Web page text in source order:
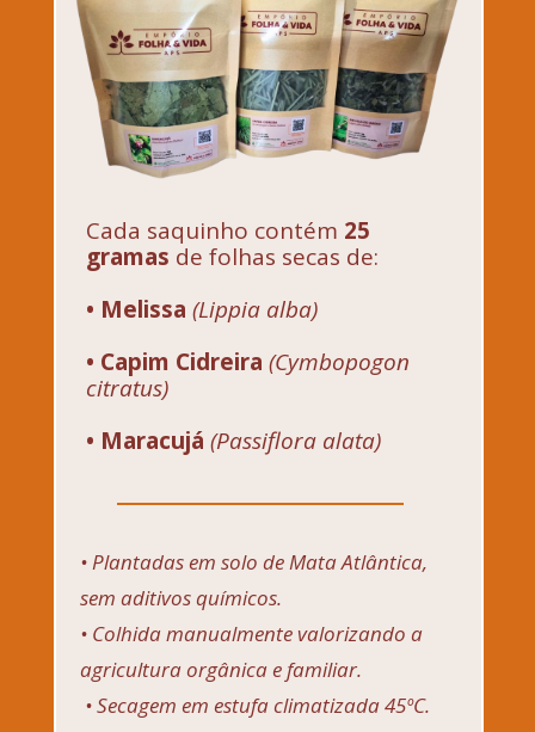
Cada saquinho contém 25
gramas de folhas secas de:
• Melissa (Lippia alba)
• Capim Cidreira (Cymbopogon
citratus)
• Maracujá (Passiflora alata)
• Plantadas em solo de Mata Atlântica,
sem aditivos químicos.
• Colhida manualmente valorizando a
agricultura orgânica e familiar.
• Secagem em estufa climatizada 45ºC.